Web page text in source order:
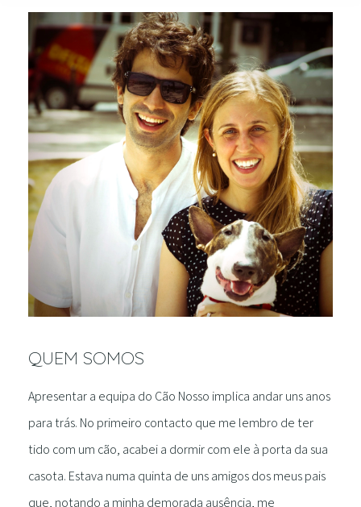
QUEM SOMOS
Apresentar a equipa do Cão Nosso implica andar uns anos
para trás. No primeiro contacto que me lembro de ter
tido com um cão, acabei a dormir com ele à porta da sua
casota. Estava numa quinta de uns amigos dos meus pais
que, notando a minha demorada ausência, me